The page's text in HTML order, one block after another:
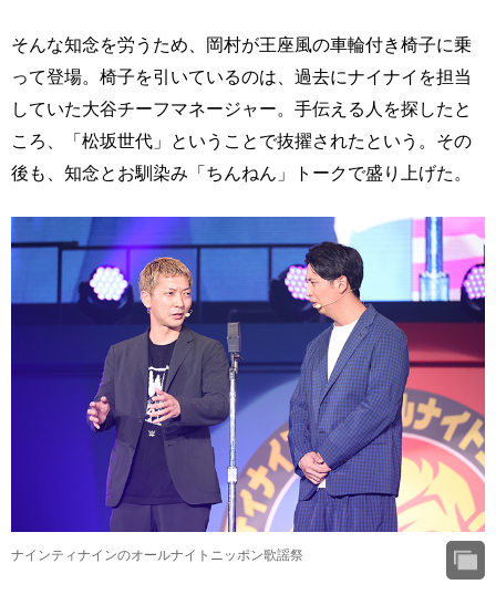
そんな知念を労うため、岡村が王座風の車輪付き椅子に乗
って登場。椅子を引いているのは、過去にナイナイを担当
していた大谷チーフマネージャー。手伝える人を探したと
ころ、「松坂世代」ということで抜擢されたという。その
後も、知念とお馴染み「ちんねん」トークで盛り上げた。
ナインティナインのオールナイトニッポン歌謡祭